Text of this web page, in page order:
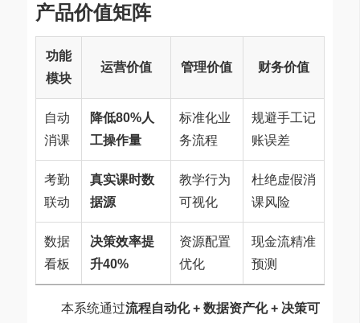
产品价值矩阵
功能
模块
运营价值 管理价值 财务价值
自动
消课
降低80%人
工操作量
标准化业
务流程
规避手工记
账误差
考勤
联动
真实课时数
据源
教学行为
可视化
杜绝虚假消
课风险
数据
看板
决策效率提
升40%
资源配置
优化
现金流精准
预测
本系统通过流程自动化 + 数据资产化 + 决策可